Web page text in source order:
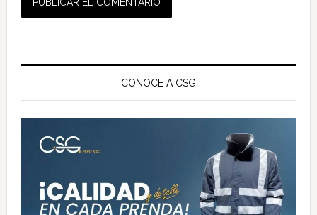
Barra
principal
CONOCE A CSG